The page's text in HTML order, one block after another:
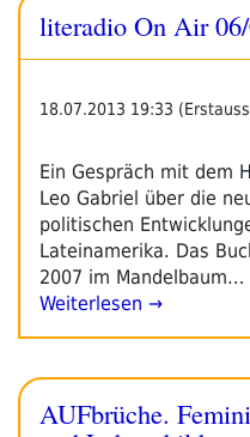
literadio On Air
18.07.2013 19:33
Ein Gespräch mit dem
Leo Gabriel über die
politischen
Lateinamerika. Das
2007 im Mandelbaum…
Weiterlesen →
AUFbrüche.